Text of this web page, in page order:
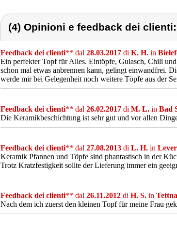
(4) Opinioni e feedback dei clienti:
Feedback dei clienti** dal 28.03.2017 di K. H. in
Ein perfekter Topf für Alles. Eintöpfe, Gulasch, Chili
schon mal etwas anbrennen kann, gelingt einwandfrei.
werde mir bei Gelegenheit noch weitere Töpfe aus der
Feedback dei clienti** dal 26.02.2017 di M. L. in Bad
Die Keramikbeschichtung ist sehr gut und vor allen
Feedback dei clienti** dal 27.08.2013 di L. H. in
Keramik Pfannen und Töpfe sind phantastisch in der
Trotz Kratzfestigkeit sollte der Lieferung immer ein
Feedback dei clienti** dal 26.11.2012 di H. S. in
Nach dem ich zuerst den kleinen Topf für meine Frau